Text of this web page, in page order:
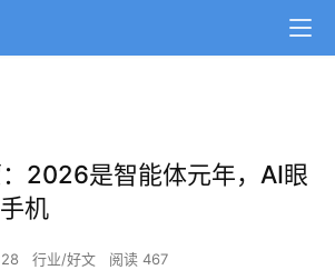
2026是智能体元年，AI眼
机
行业/好文 阅读 467